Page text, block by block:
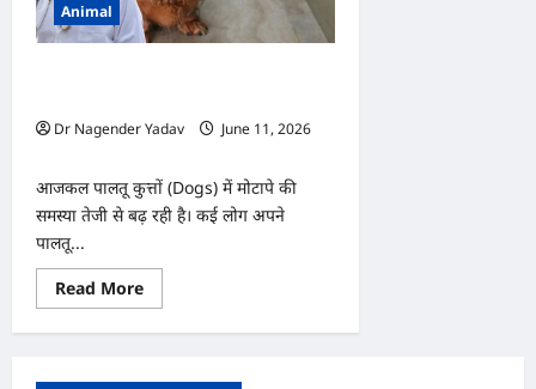
Animal
Dr Nagender Yadav
June 11, 2026
आजकल पालतू कुत्तों (Dogs) में मोटापे की
समस्या तेजी से बढ़ रही है। कई लोग अपने
पालतू...
Read MoreRead
more
कुत्ते